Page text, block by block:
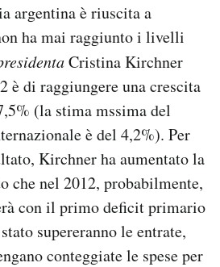
argentina è riuscita a
ha mai raggiunto i livelli
Cristina Kirchner
è di raggiungere una crescita
(la stima mssima del
è del 4,2%). Per
Kirchner ha aumentato la
che nel 2012, probabilmente,
con il primo deficit primario
supereranno le entrate,
conteggiate le spese per